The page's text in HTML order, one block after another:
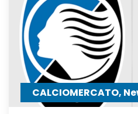
CALCIOMERCATO,